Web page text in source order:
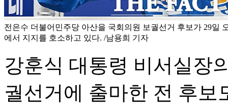
전은수 더불어민주당 아산을 국회의원 보궐선거 후보가 29일
에서 지지를 호소하고 있다. /남용희 기자
강훈식 대통령 비서실장
궐선거에 출마한 전 후보